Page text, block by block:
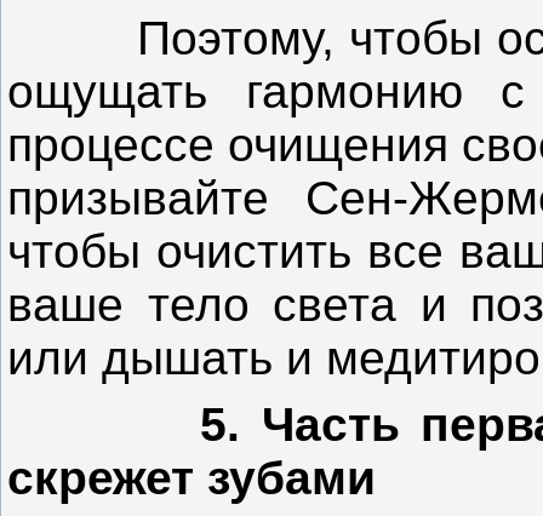
Поэтому, чтобы
ощущать гармонию
процессе очищения
призывайте Сен-
чтобы очистить все
ваше тело света и
или дышать и
5. Часть
скрежет зубами